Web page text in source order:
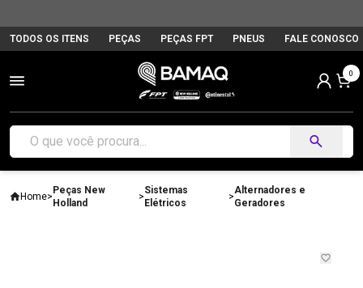
TODOS OS ITENS PEÇAS PEÇAS FPT PNEUS FALE CONOSCO
0
Home>
Peças New
Holland
>
Sistemas
Elétricos
>
Alternadores e
Geradores